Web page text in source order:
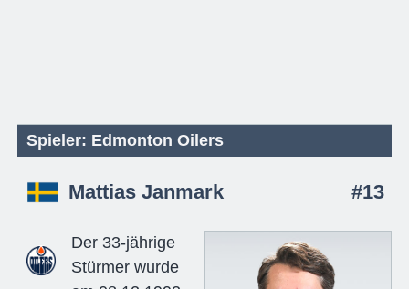
Spieler: Edmonton Oilers
Mattias Janmark #13
Der 33-jährige
Stürmer wurde